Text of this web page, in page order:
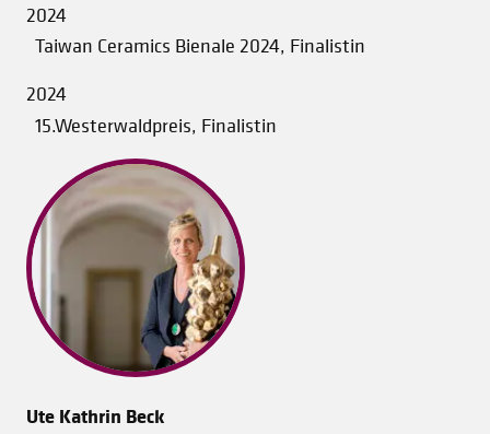
2024
Taiwan Ceramics Bienale 2024, Finalistin
2024
15.Westerwaldpreis, Finalistin
Ute Kathrin Beck